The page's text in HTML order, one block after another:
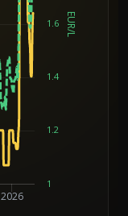
EUR/L
2026
1
1.2
1.4
1.6